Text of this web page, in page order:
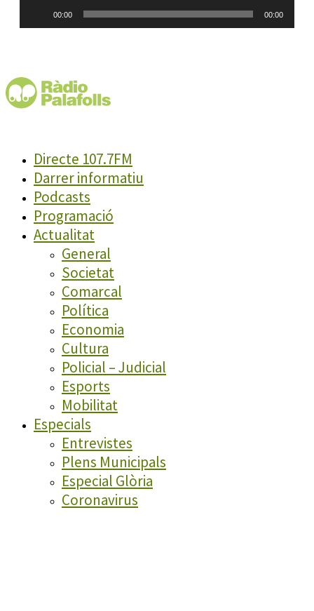
00:00 00:00
Directe 107.7FM
Darrer informatiu
Podcasts
Programació
Actualitat
General
Societat
Comarcal
Política
Economia
Cultura
Policial – Judicial
Esports
Mobilitat
Especials
Entrevistes
Plens Municipals
Especial Glòria
Coronavirus